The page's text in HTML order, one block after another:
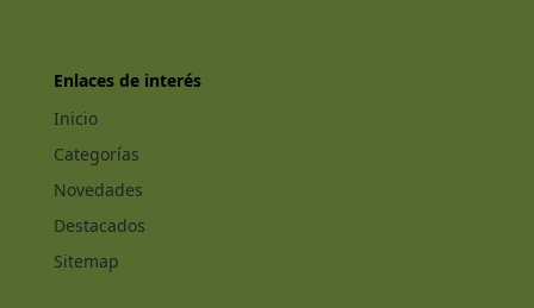
Enlaces de interés
Inicio
Categorías
Novedades
Destacados
Sitemap